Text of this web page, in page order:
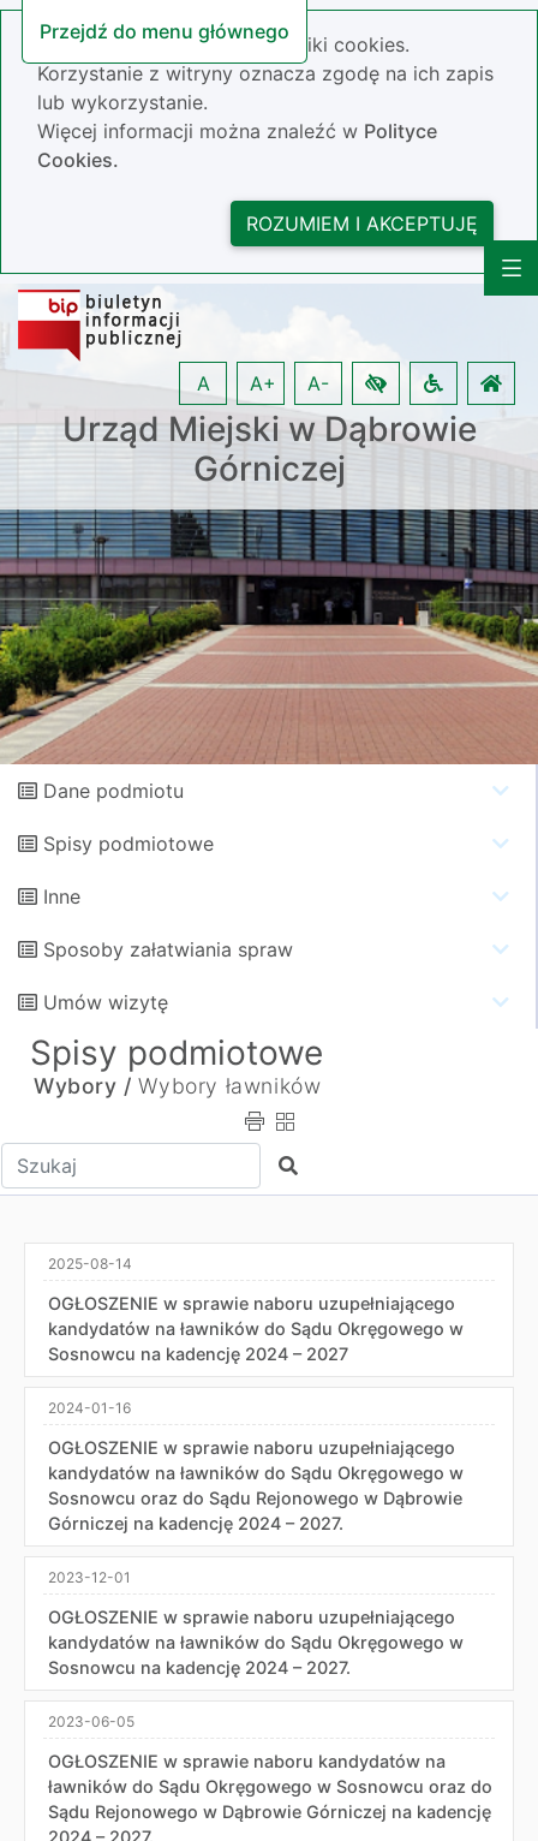
Przejdź do menu głównego
Nasza strona wykorzystuje pliki cookies.
Korzystanie z witryny oznacza zgodę na ich zapis
lub wykorzystanie.
Więcej informacji można znaleźć w Polityce
Cookies.
ROZUMIEM I AKCEPTUJĘ
Urząd Miejski w Dąbrowie
Górniczej
A A+ A-
Dane podmiotu
Spisy podmiotowe
Inne
Sposoby załatwiania spraw
Umów wizytę
Spisy podmiotowe
Wybory / Wybory ławników
Wpisz tekst do wyszukania Szukaj
2025-08-14
OGŁOSZENIE w sprawie naboru uzupełniającego
kandydatów na ławników do Sądu Okręgowego w
Sosnowcu na kadencję 2024 – 2027
2024-01-16
OGŁOSZENIE w sprawie naboru uzupełniającego
kandydatów na ławników do Sądu Okręgowego w
Sosnowcu oraz do Sądu Rejonowego w Dąbrowie
Górniczej na kadencję 2024 – 2027.
2023-12-01
OGŁOSZENIE w sprawie naboru uzupełniającego
kandydatów na ławników do Sądu Okręgowego w
Sosnowcu na kadencję 2024 – 2027.
2023-06-05
OGŁOSZENIE w sprawie naboru kandydatów na
ławników do Sądu Okręgowego w Sosnowcu oraz do
Sądu Rejonowego w Dąbrowie Górniczej na kadencję
2024 – 2027.